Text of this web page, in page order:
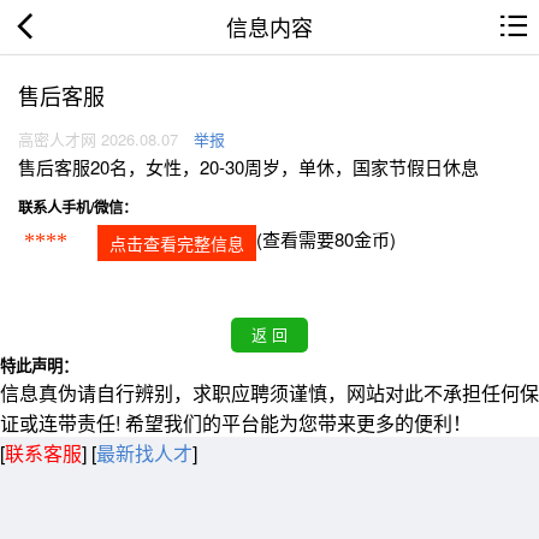
信息内容
售后客服
高密人才网 2026.08.07 举报
售后客服20名，女性，20-30周岁，单休，国家节假日休息
联系人手机/微信：
**** 点击查看完整信息 (查看需要80金币)
特此声明：
信息真伪请自行辨别，求职应聘须谨慎，网站对此不承担任何保
证或连带责任! 希望我们的平台能为您带来更多的便利！
[联系客服] [最新找人才]